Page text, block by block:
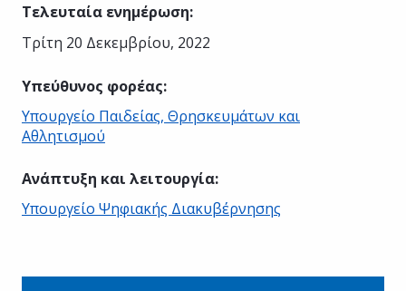
Τελευταία ενημέρωση:
Τρίτη 20 Δεκεμβρίου, 2022
Υπεύθυνος φορέας:
Υπουργείο Παιδείας, Θρησκευμάτων και
Αθλητισμού
Ανάπτυξη και λειτουργία:
Υπουργείο Ψηφιακής Διακυβέρνησης